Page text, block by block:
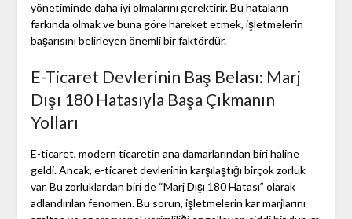
yönetiminde daha iyi olmalarını gerektirir. Bu hataların
farkında olmak ve buna göre hareket etmek, işletmelerin
başarısını belirleyen önemli bir faktördür.
E-Ticaret Devlerinin Baş Belası: Marj
Dışı 180 Hatasıyla Başa Çıkmanın
Yolları
E-ticaret, modern ticaretin ana damarlarından biri haline
geldi. Ancak, e-ticaret devlerinin karşılaştığı birçok zorluk
var. Bu zorluklardan biri de “Marj Dışı 180 Hatası” olarak
adlandırılan fenomen. Bu sorun, işletmelerin kar marjlarını